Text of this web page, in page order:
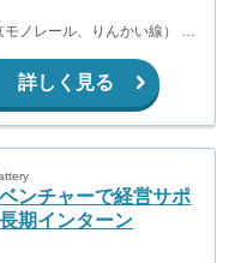
ノレール、りんかい線） ・
詳しく見る
ンチャーで経営サポ
期インターン